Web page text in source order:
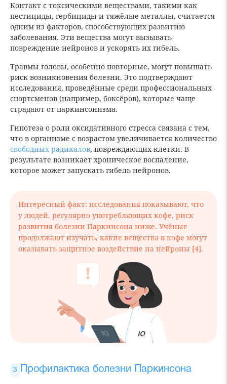
Контакт с токсическими веществами, такими как
пестициды, гербициды и тяжёлые металлы, считается
одним из факторов, способствующих развитию
заболевания. Эти вещества могут вызывать
повреждение нейронов и ускорять их гибель.
Травмы головы, особенно повторные, могут повышать
риск возникновения болезни. Это подтверждают
исследования, проведённые среди профессиональных
спортсменов (например, боксёров), которые чаще
страдают от паркинсонизма.
Гипотеза о роли оксидативного стресса связана с тем,
что в организме с возрастом увеличивается количество
свободных радикалов, повреждающих клетки. В
результате возникает хроническое воспаление,
которое может запускать гибель нейронов.
Интересный факт: исследования показывают, что
у людей, регулярно употребляющих кофе, риск
развития болезни Паркинсона ниже. Учёные
продолжают изучать, какие вещества в кофе могут
оказывать защитное воздействие на нейроны [4].
Профилактика болезни Паркинсона